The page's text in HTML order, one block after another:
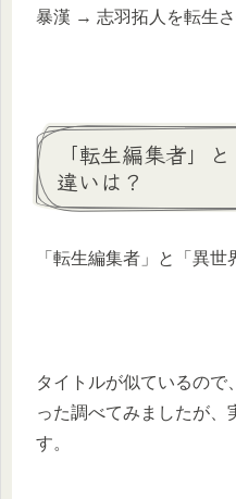
暴漢 → 志羽拓人を転生
「転生編集者」
違いは？
「転生編集者」と「異
タイトルが似ているので
った調べてみましたが、
す。